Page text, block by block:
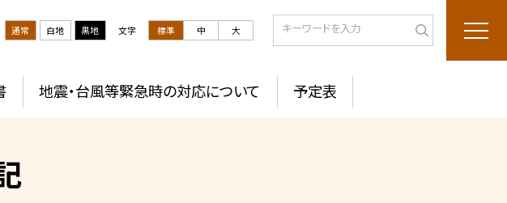
通常 白地 黒地 文字 標準 中 大
地震・台風等緊急時の対応について 予定表